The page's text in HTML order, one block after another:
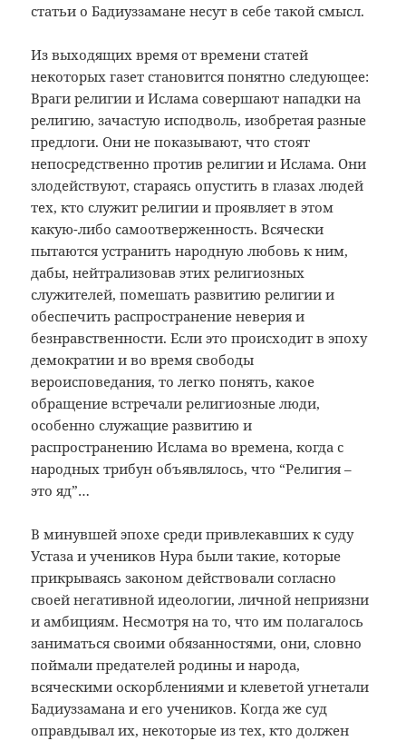
статьи о Бадиуззамане несут в себе такой смысл.
Из выходящих время от времени статей
некоторых газет становится понятно следующее:
Враги религии и Ислама совершают нападки на
религию, зачастую исподволь, изобретая разные
предлоги. Они не показывают, что стоят
непосредственно против религии и Ислама. Они
злодействуют, стараясь опустить в глазах людей
тех, кто служит религии и проявляет в этом
какую-либо самоотверженность. Всячески
пытаются устранить народную любовь к ним,
дабы, нейтрализовав этих религиозных
служителей, помешать развитию религии и
обеспечить распространение неверия и
безнравственности. Если это происходит в эпоху
демократии и во время свободы
вероисповедания, то легко понять, какое
обращение встречали религиозные люди,
особенно служащие развитию и
распространению Ислама во времена, когда с
народных трибун объявлялось, что “Религия –
это яд”…
В минувшей эпохе среди привлекавших к суду
Устаза и учеников Нура были такие, которые
прикрываясь законом действовали согласно
своей негативной идеологии, личной неприязни
и амбициям. Несмотря на то, что им полагалось
заниматься своими обязанностями, они, словно
поймали предателей родины и народа,
всяческими оскорблениями и клеветой угнетали
Бадиуззамана и его учеников. Когда же суд
оправдывал их, некоторые из тех, кто должен